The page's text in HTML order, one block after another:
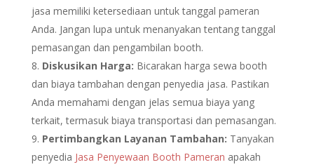
jasa memiliki ketersediaan untuk tanggal pameran
Anda. Jangan lupa untuk menanyakan tentang tanggal
pemasangan dan pengambilan booth.
Diskusikan Harga: Bicarakan harga sewa booth
dan biaya tambahan dengan penyedia jasa. Pastikan
Anda memahami dengan jelas semua biaya yang
terkait, termasuk biaya transportasi dan pemasangan.
Pertimbangkan Layanan Tambahan: Tanyakan
penyedia Jasa Penyewaan Booth Pameran apakah